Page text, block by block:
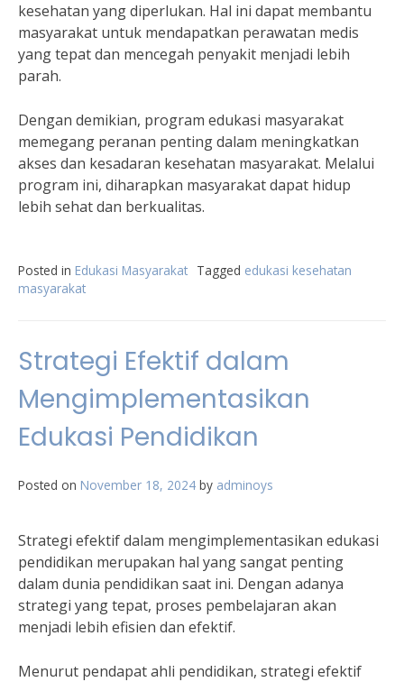
kesehatan yang diperlukan. Hal ini dapat membantu
masyarakat untuk mendapatkan perawatan medis
yang tepat dan mencegah penyakit menjadi lebih
parah.
Dengan demikian, program edukasi masyarakat
memegang peranan penting dalam meningkatkan
akses dan kesadaran kesehatan masyarakat. Melalui
program ini, diharapkan masyarakat dapat hidup
lebih sehat dan berkualitas.
Posted in Edukasi Masyarakat Tagged edukasi kesehatan
masyarakat
Strategi Efektif dalam
Mengimplementasikan
Edukasi Pendidikan
Posted on November 18, 2024 by adminoys
Strategi efektif dalam mengimplementasikan edukasi
pendidikan merupakan hal yang sangat penting
dalam dunia pendidikan saat ini. Dengan adanya
strategi yang tepat, proses pembelajaran akan
menjadi lebih efisien dan efektif.
Menurut pendapat ahli pendidikan, strategi efektif